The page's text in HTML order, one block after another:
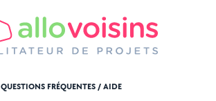
QUESTIONS FRÉQUENTES / AIDE